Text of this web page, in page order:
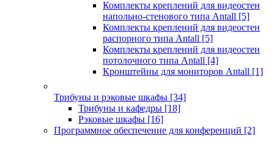
Комплекты креплений для видеостен
напольно-стенового типа Antall [5]
Комплекты креплений для видеостен
распорного типа Antall [5]
Комплекты креплений для видеостен
потолочного типа Antall [4]
Кронштейны для мониторов Antall [1]
Трибуны и рэковые шкафы [34]
Трибуны и кафедры [18]
Рэковые шкафы [16]
Программное обеспечение для конференций [2]